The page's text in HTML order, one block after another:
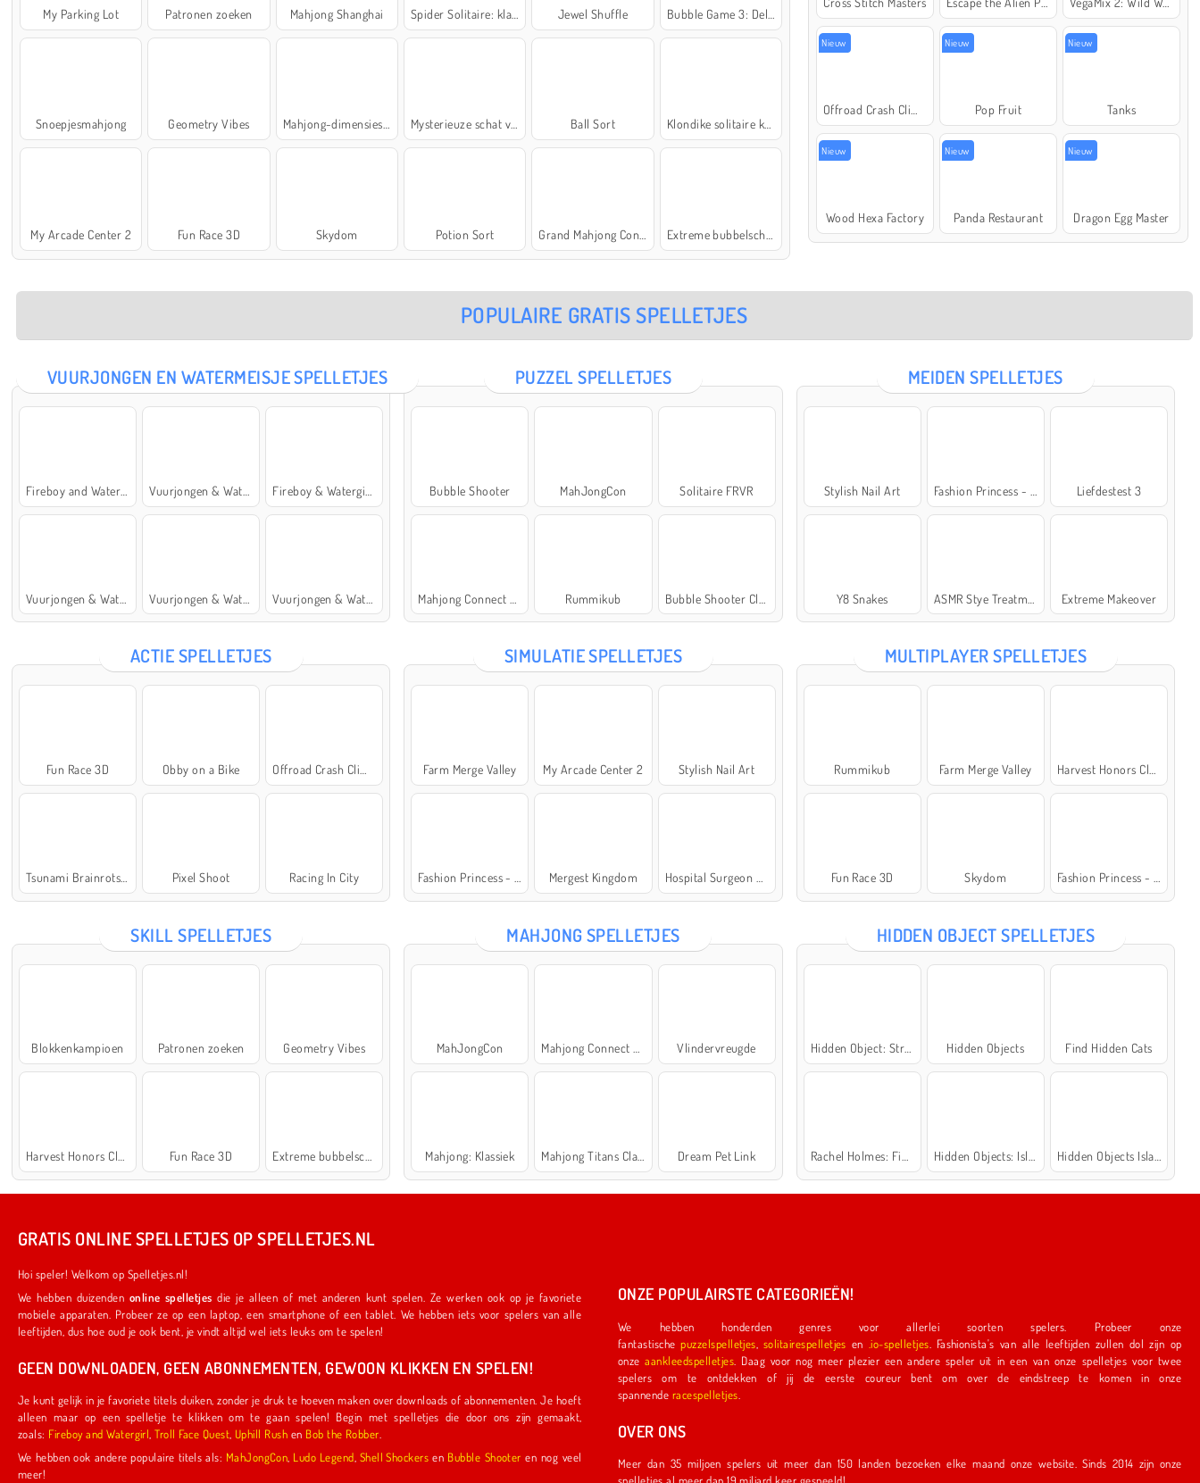
My Parking Lot Patronen zoeken Mahjong Shanghai Jewel Shuffle
Snoepjesmahjong Geometry Vibes Mahjong-dimensies: 900 seconden Mysterieuze schat van de zee Ball Sort Klondike solitaire kaartspel
My Arcade Center 2 Fun Race 3D Skydom Potion Sort
Nieuw Nieuw
Pop Fruit
Nieuw
Tanks
Nieuw
Wood Hexa Factory
Nieuw
Panda Restaurant
Nieuw
Dragon Egg Master
POPULAIRE GRATIS SPELLETJES
VUURJONGEN EN WATERMEISJE SPELLETJES PUZZEL SPELLETJES
Bubble Shooter MahJongCon Solitaire FRVR
Rummikub
MEIDEN SPELLETJES
Stylish Nail Art Liefdestest 3
Y8 Snakes Extreme Makeover
ACTIE SPELLETJES
Fun Race 3D Obby on a Bike
Pixel Shoot Racing In City
SIMULATIE SPELLETJES
Farm Merge Valley My Arcade Center 2 Stylish Nail Art
Mergest Kingdom
MULTIPLAYER SPELLETJES
Rummikub Farm Merge Valley
Fun Race 3D Skydom
SKILL SPELLETJES
Blokkenkampioen Patronen zoeken Geometry Vibes
Fun Race 3D
MAHJONG SPELLETJES
MahJongCon Vlindervreugde
Mahjong: Klassiek Dream Pet Link
HIDDEN OBJECT SPELLETJES
Hidden Objects Find Hidden Cats
GRATIS ONLINE SPELLETJES OP SPELLETJES.NL
Hoi speler! Welkom op Spelletjes.nl!
We hebben duizenden online spelletjes die je alleen of met anderen kunt spelen. Ze werken ook op je favoriete
mobiele apparaten. Probeer ze op een laptop, een smartphone of een tablet. We hebben iets voor spelers van alle
leeftijden, dus hoe oud je ook bent, je vindt altijd wel iets leuks om te spelen!
GEEN DOWNLOADEN, GEEN ABONNEMENTEN, GEWOON KLIKKEN EN SPELEN!
Je kunt gelijk in je favoriete titels duiken, zonder je druk te hoeven maken over downloads of abonnementen. Je hoeft
alleen maar op een spelletje te klikken om te gaan spelen! Begin met spelletjes die door ons zijn gemaakt,
zoals:
Fireboy and Watergirl ,Troll Face Quest Uphill Rush en Bob the Robber
We hebben ook andere populaire titels als: MahJongCon Ludo Legend Shell Shockers en Bubble Shooter en nog veel
meer!
ONZE POPULAIRSTE CATEGORIEËN!
We hebben honderden genres voor allerlei soorten spelers. Probeer onze
fantastischepuzzelspelletjes solitairespelletjes en .io-spelletjes
onzeaankleedspelletjes . Daag voor nog meer plezier een andere speler uit in een van onze spelletjes voor twee
spelers om te ontdekken of jij de eerste coureur bent om over de eindstreep te komen in onze
spannende racespelletjes
OVER ONS
Meer dan 35 miljoen spelers uit meer dan 150 landen bezoeken elke maand onze website. Sinds 2014 zijn onze